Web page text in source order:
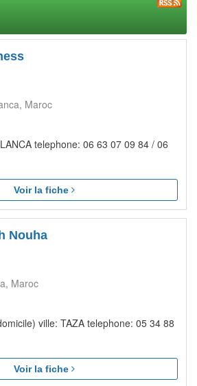
Maroc
telephone: 06 63 07 09 84 / 06
Voir la fiche
Nouha
Maroc
ville: TAZA telephone: 05 34 88
Voir la fiche